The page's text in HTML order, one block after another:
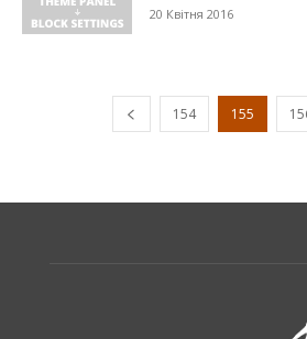
20 Квітня 2016
154 155